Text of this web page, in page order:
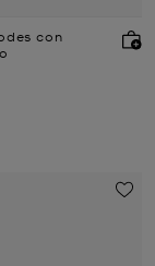
con